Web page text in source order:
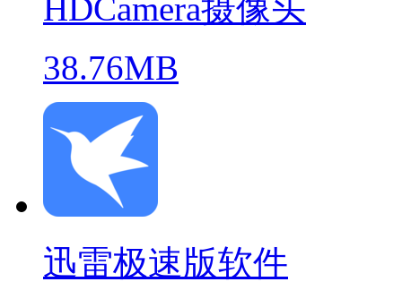
HDCamera摄像头
38.76MB
迅雷极速版软件